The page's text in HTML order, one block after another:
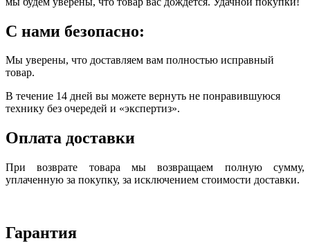
С нами безопасно:
Мы уверены, что доставляем вам полностью исправный
товар.
В течение 14 дней вы можете вернуть не понравившуюся
технику без очередей и «экспертиз».
Оплата доставки
При возврате товара мы возвращаем полную сумму,
уплаченную за покупку, за исключением стоимости доставки.
Гарантия